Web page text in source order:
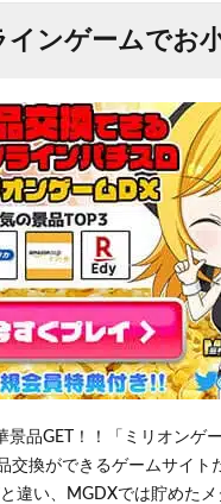
インゲームでお
景品GET！！「ミリオンゲ
交換ができるゲームサイト
違い、MGDXでは貯めたメ